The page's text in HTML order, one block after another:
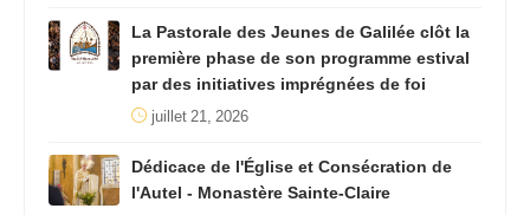
La Pastorale des Jeunes de Galilée clôt la
première phase de son programme estival
par des initiatives imprégnées de foi
juillet 21, 2026
Dédicace de l'Église et Consécration de
l'Autel - Monastère Sainte-Claire